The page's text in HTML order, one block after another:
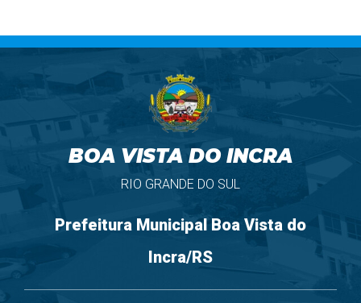
BOA VISTA DO INCRA
RIO GRANDE DO SUL
Prefeitura Municipal Boa Vista do
Incra/RS